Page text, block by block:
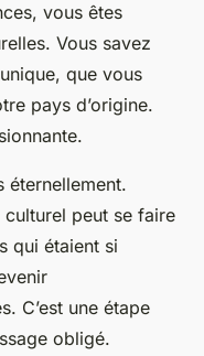
vous êtes
. Vous savez
que vous
pays d’origine.
éternellement.
peut se faire
qui étaient si
C’est une étape
obligé.